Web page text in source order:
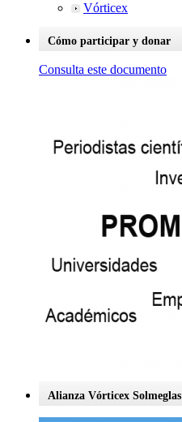
Vórticex
Cómo participar y donar
Consulta este documento
Alianza Vórticex Solmeglas